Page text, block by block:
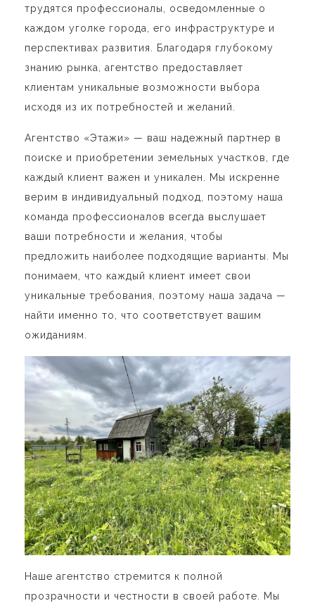
трудятся профессионалы, осведомленные о
каждом уголке города, его инфраструктуре и
перспективах развития. Благодаря глубокому
знанию рынка, агентство предоставляет
клиентам уникальные возможности выбора
исходя из их потребностей и желаний.
Агентство «Этажи» — ваш надежный партнер в
поиске и приобретении земельных участков, где
каждый клиент важен и уникален. Мы искренне
верим в индивидуальный подход, поэтому наша
команда профессионалов всегда выслушает
ваши потребности и желания, чтобы
предложить наиболее подходящие варианты. Мы
понимаем, что каждый клиент имеет свои
уникальные требования, поэтому наша задача —
найти именно то, что соответствует вашим
ожиданиям.
Наше агентство стремится к полной
прозрачности и честности в своей работе. Мы